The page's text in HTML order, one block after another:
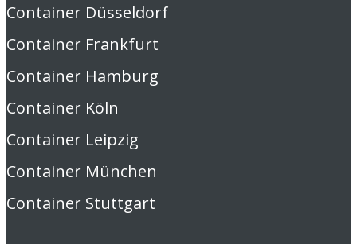
Container Düsseldorf
Container Frankfurt
Container Hamburg
Container Köln
Container Leipzig
Container München
Container Stuttgart